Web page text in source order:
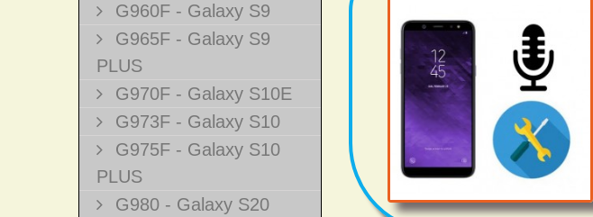
G960F - Galaxy S9
G965F - Galaxy S9
PLUS
G970F - Galaxy S10E
G973F - Galaxy S10
G975F - Galaxy S10
PLUS
G980 - Galaxy S20